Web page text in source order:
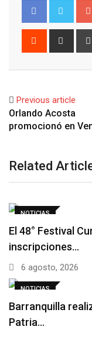
Reddit
Share
Previous article
Orlando Acosta
Related
NOTICIAS
El 48° Festival
inscripciones…
6 agosto, 2026
NOTICIAS
Barranquilla
Patria…